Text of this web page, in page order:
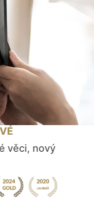
věci, nový